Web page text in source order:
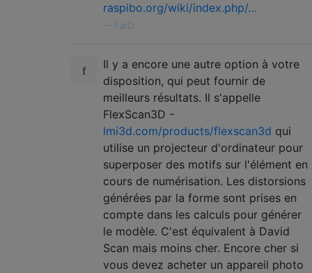
raspibo.org/wiki/index.php/…
FarO
Il y a encore une autre option à votre
disposition, qui peut fournir de
meilleurs résultats. Il s'appelle
FlexScan3D -
lmi3d.com/products/flexscan3d qui
utilise un projecteur d'ordinateur pour
superposer des motifs sur l'élément en
cours de numérisation. Les distorsions
générées par la forme sont prises en
compte dans les calculs pour générer
le modèle. C'est équivalent à David
Scan mais moins cher. Encore cher si
vous devez acheter un appareil photo